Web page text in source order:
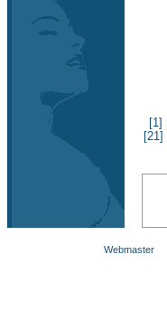
[1]
[21]
Webmaster